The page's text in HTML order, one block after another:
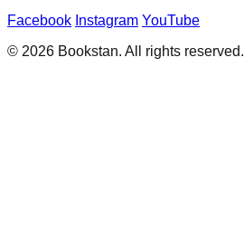
Facebook Instagram YouTube
© 2026 Bookstan. All rights reserved.